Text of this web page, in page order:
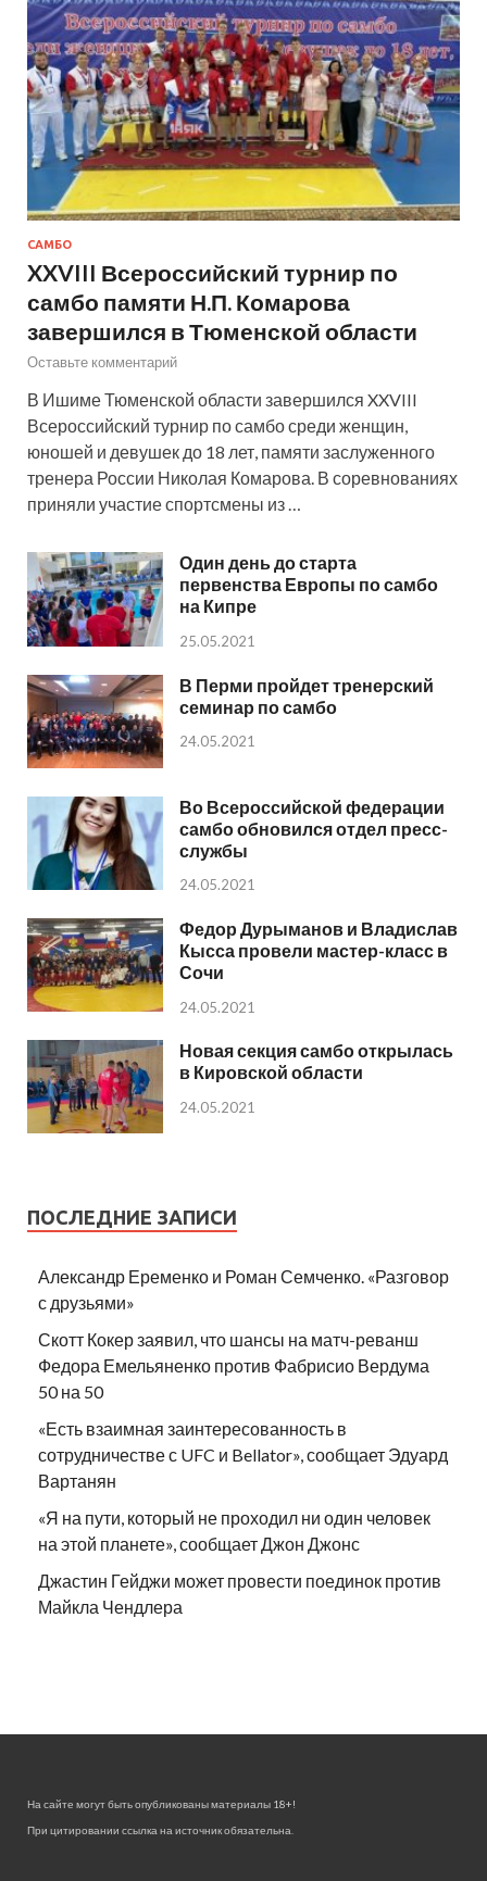
САМБО
XXVIII Всероссийский турнир по
самбо памяти Н.П. Комарова
завершился в Тюменской области
Оставьте комментарий
В Ишиме Тюменской области завершился XXVIII
Всероссийский турнир по самбо среди женщин,
юношей и девушек до 18 лет, памяти заслуженного
тренера России Николая Комарова. В соревнованиях
приняли участие спортсмены из …
Один день до старта
первенства Европы по самбо
на Кипре
25.05.2021
В Перми пройдет тренерский
семинар по самбо
24.05.2021
Во Всероссийской федерации
самбо обновился отдел пресс-
службы
24.05.2021
Федор Дурыманов и Владислав
Кысса провели мастер-класс в
Сочи
24.05.2021
Новая секция самбо открылась
в Кировской области
24.05.2021
ПОСЛЕДНИЕ ЗАПИСИ
Александр Еременко и Роман Семченко. «Разговор
с друзьями»
Скотт Кокер заявил, что шансы на матч-реванш
Федора Емельяненко против Фабрисио Вердума
50 на 50
«Есть взаимная заинтересованность в
сотрудничестве с UFC и Bellator», сообщает Эдуард
Вартанян
«Я на пути, который не проходил ни один человек
на этой планете», сообщает Джон Джонс
Джастин Гейджи может провести поединок против
Майкла Чендлера
На сайте могут быть опубликованы материалы 18+!
При цитировании ссылка на источник обязательна.